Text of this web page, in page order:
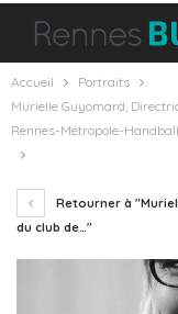
Accueil
Portraits
Murielle Guyomard,
Rennes-Métropole-Handball
Retourner à
du club de…"